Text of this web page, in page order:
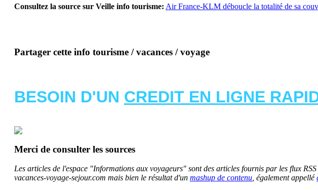
Consultez la source sur Veille info tourisme: Air France-KLM déboucle la totalité de sa
Partager cette info tourisme / vacances / voyage
BESOIN D'UN CREDIT EN LIGNE
Merci de consulter les sources
Les articles de l'espace "Informations aux voyageurs" sont des articles fournis par les flux
vacances-voyage-sejour.com mais bien le résultat d'un mashup de contenu, également appellé